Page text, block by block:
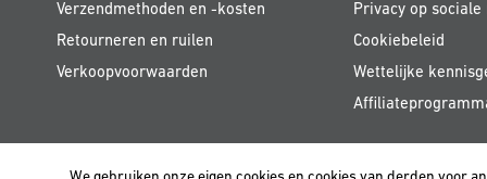
Verzendmethoden en -kosten
Retourneren en ruilen
Verkoopvoorwaarden
Privacy op sociale
Cookiebeleid
Wettelijke